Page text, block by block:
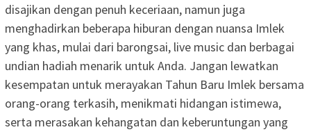
disajikan dengan penuh keceriaan, namun juga
menghadirkan beberapa hiburan dengan nuansa Imlek
yang khas, mulai dari barongsai, live music dan berbagai
undian hadiah menarik untuk Anda. Jangan lewatkan
kesempatan untuk merayakan Tahun Baru Imlek bersama
orang-orang terkasih, menikmati hidangan istimewa,
serta merasakan kehangatan dan keberuntungan yang